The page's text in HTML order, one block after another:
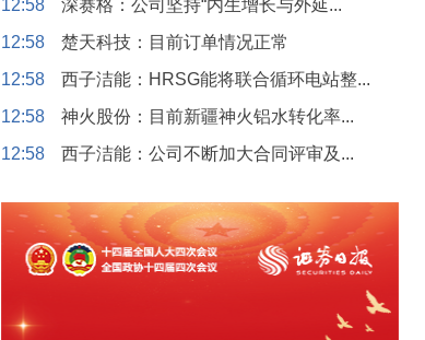
12:58
深赛格：公司坚持“内生增长与外延...
12:58
楚天科技：目前订单情况正常
12:58
西子洁能：HRSG能将联合循环电站整...
12:58
神火股份：目前新疆神火铝水转化率...
12:58
西子洁能：公司不断加大合同评审及...